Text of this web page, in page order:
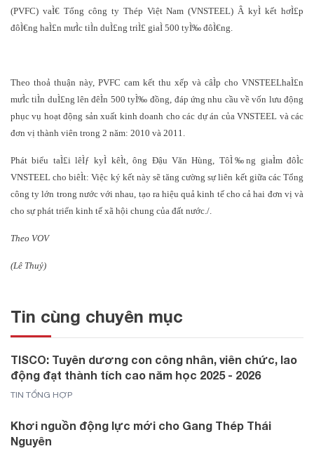
(PVFC) vaÌ€ Tổng công ty Thép Việt Nam (VNSTEEL) Â kyÌ kết hơÌ£p
đôÌ€ng haÌ£n mưÌc tiÌn duÌ£ng triÌ£ giaÌ 500 tyÌ‰ đôÌ€ng.
Theo thoả thuận này, PVFC cam kết thu xếp và câÌp cho VNSTEELhaÌ£n
mưÌc tiÌn duÌ£ng lên đêÌn 500 tyÌ‰ đồng, đáp ứng nhu cầu về vốn lưu động
phục vụ hoạt động sản xuất kinh doanh cho các dự án của VNSTEEL và các
đơn vị thành viên trong 2 năm: 2010 và 2011.
Phát biểu taÌ£i lêÌƒ kyÌ kêÌt, ông Đậu Văn Hùng, TôÌ‰ng giaÌm đôÌc
VNSTEEL cho biêÌt: Việc ký kết này sẽ tăng cường sự liên kết giữa các Tổng
công ty lớn trong nước với nhau, tạo ra hiệu quả kinh tế cho cả hai đơn vị và
cho sự phát triển kinh tế xã hội chung của đất nước./.
Theo VOV
(Lê Thuỷ)
Tin cùng chuyên mục
TISCO: Tuyên dương con công nhân, viên chức, lao
động đạt thành tích cao năm học 2025 - 2026
TIN TỔNG HỢP
Khơi nguồn động lực mới cho Gang Thép Thái
Nguyên